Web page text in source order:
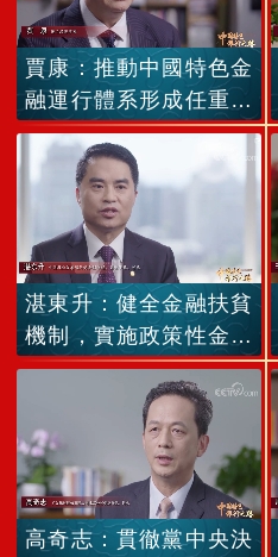
賈康：推動中國特色金
融運行體系形成任重道
遠
湛東升：健全金融扶貧
機制，實施政策性金融
扶貧戰略
高奇志：貫徹黨中央決